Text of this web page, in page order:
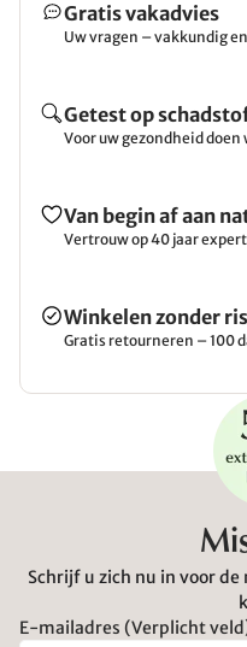
Gratis vakadvies
Uw vragen – vakkundig
Getest op
Voor uw gezondheid doen
Van begin af aan
Vertrouw op 40 jaar
Winkelen zonder
Gratis retourneren – 100
Schrijf u zich nu in voor
E-mailadres (Verplicht